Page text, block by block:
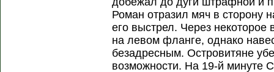
Роман отразил мяч в сторону
его выстрел. Через некоторое
на левом фланге, однако
безадресным. Островитяне
возможности. На 19-й минуте